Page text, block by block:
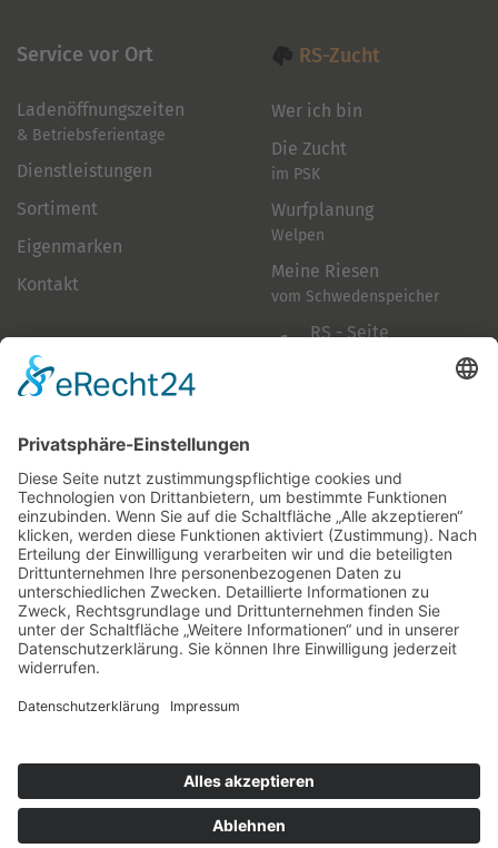
Service vor Ort
Ladenöffnungszeiten
& Betriebsferientage
Dienstleistungen
Sortiment
Eigenmarken
Kontakt
RS-Zucht
Wer ich bin
Die Zucht
im PSK
Wurfplanung
Welpen
Meine Riesen
vom Schwedenspeicher
RS - Seite
Folge mir
Zahlungsarten
& Vorab-Überweisung
Alle Preise inkl. gesetzl. Mehrwertsteuer zzgl.
Datenschutzerklärung
© 2026 SCHNAUZEN-KONTOR. Alle Rechte vorbehalten.